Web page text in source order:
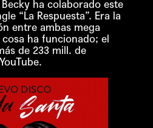
ha colaborado este
“La Respuesta”. Era la
entre ambas mega
ha funcionado; el
de 233 mill. de